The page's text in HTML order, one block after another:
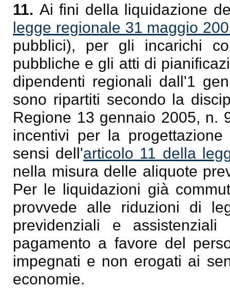
11. Ai fini della liquidazione
legge regionale 31 maggio
pubblici), per gli incarichi
pubbliche e gli atti di
dipendenti regionali dall'1
sono ripartiti secondo la
Regione 13 gennaio 2005, n.
incentivi per la
sensi dell'articolo 11 della
nella misura delle aliquote
Per le liquidazioni già
provvede alle riduzioni di
previdenziali e
pagamento a favore del
impegnati e non erogati ai
economie.